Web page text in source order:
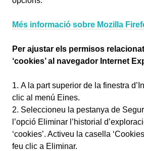
Més informació sobre Mozilla
Per ajustar els permisos
‘cookies’ al navegador Internet
A la part superior de la finestra
clic al menú Eines.
Seleccioneu la pestanya de
l’opció Eliminar l’historial
‘cookies’. Activeu la casella
feu clic a Eliminar.